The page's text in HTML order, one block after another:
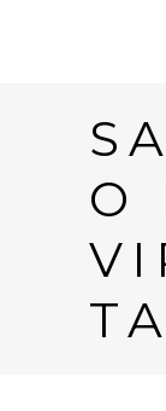
O